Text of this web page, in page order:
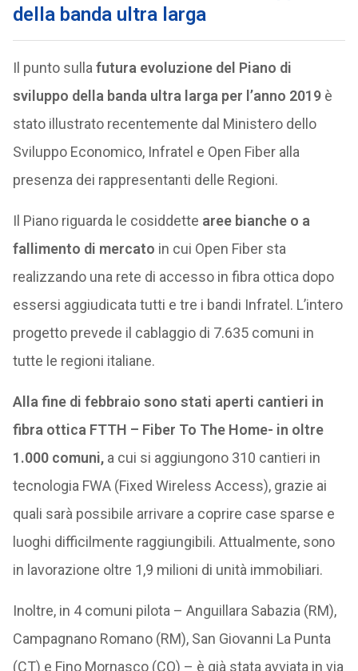
della banda ultra larga
Il punto sulla futura evoluzione del Piano di
sviluppo della banda ultra larga per l’anno 2019 è
stato illustrato recentemente dal Ministero dello
Sviluppo Economico, Infratel e Open Fiber alla
presenza dei rappresentanti delle Regioni.
Il Piano riguarda le cosiddette aree bianche o a
fallimento di mercato in cui Open Fiber sta
realizzando una rete di accesso in fibra ottica dopo
essersi aggiudicata tutti e tre i bandi Infratel. L’intero
progetto prevede il cablaggio di 7.635 comuni in
tutte le regioni italiane.
Alla fine di febbraio sono stati aperti cantieri in
fibra ottica FTTH – Fiber To The Home- in oltre
1.000 comuni,a cui si aggiungono 310 cantieri in
tecnologia FWA (Fixed Wireless Access), grazie ai
quali sarà possibile arrivare a coprire case sparse e
luoghi difficilmente raggiungibili. Attualmente, sono
in lavorazione oltre 1,9 milioni di unità immobiliari.
Inoltre, in 4 comuni pilota – Anguillara Sabazia (RM),
Campagnano Romano (RM), San Giovanni La Punta
(CT) e Fino Mornasco (CO) – è già stata avviata in via